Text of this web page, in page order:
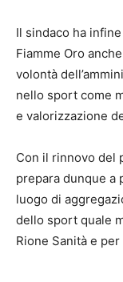
Il sindaco ha
Fiamme Oro
volontà
nello sport come
e valorizzazione
Con il rinnovo del
prepara dunque a
luogo di
dello sport quale
Rione Sanità e